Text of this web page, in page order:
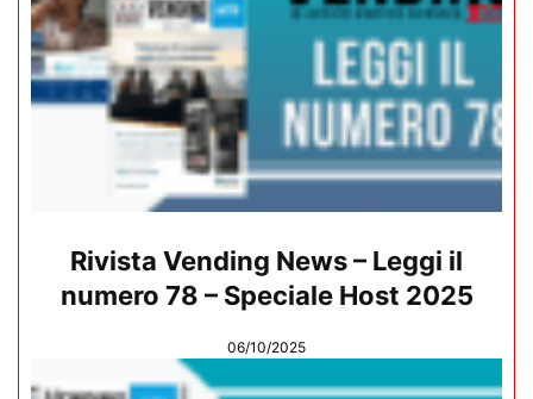
Rivista Vending News – Leggi il
numero 78 – Speciale Host 2025
06/10/2025